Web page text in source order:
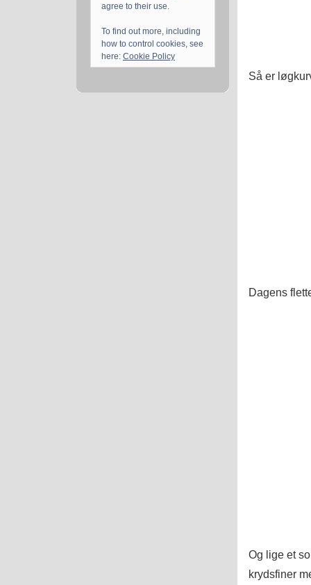
agree to their use.
To find out more, including
how to control cookies, see
here: Cookie Policy
Så er
Dagens
Og lige et
krydsfiner